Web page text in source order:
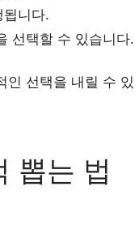
니다.
선택할 수 있습니다.
인 선택을 내릴 수 있
뽑는 법